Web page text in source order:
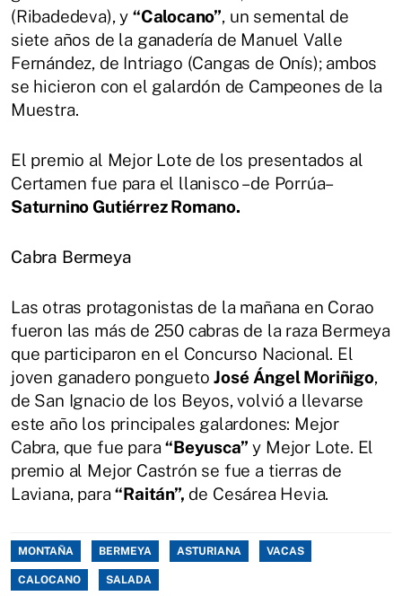
(Ribadedeva), y “Calocano”, un semental de
siete años de la ganadería de Manuel Valle
Fernández, de Intriago (Cangas de Onís); ambos
se hicieron con el galardón de Campeones de la
Muestra.
El premio al Mejor Lote de los presentados al
Certamen fue para el llanisco –de Porrúa–
Saturnino Gutiérrez Romano.
Cabra Bermeya
Las otras protagonistas de la mañana en Corao
fueron las más de 250 cabras de la raza Bermeya
que participaron en el Concurso Nacional. El
joven ganadero ponguetoJosé Ángel Moriñigo,
de San Ignacio de los Beyos, volvió a llevarse
este año los principales galardones: Mejor
Cabra, que fue para“Beyusca” y Mejor Lote. El
premio al Mejor Castrón se fue a tierras de
Laviana, para“Raitán”, de Cesárea Hevia.
MONTAÑA BERMEYA ASTURIANA VACAS
CALOCANO SALADA